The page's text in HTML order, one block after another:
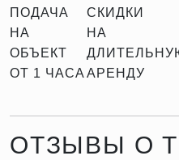
ПОДАЧА
НА
ОБЪЕКТ
ОТ 1 ЧАСА
СКИДКИ
НА
АРЕНДУ
ОТЗЫВЫ О